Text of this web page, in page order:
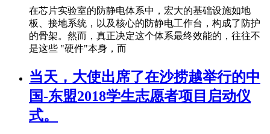
在芯片实验室的防静电体系中，宏大的基础设施如地
板、接地系统，以及核心的防静电工作台，构成了防护
的骨架。然而，真正决定这个体系最终效能的，往往不
是这些 "硬件"本身，而
当天，大使出席了在沙捞越举行的中
国-东盟2018学生志愿者项目启动仪
式。